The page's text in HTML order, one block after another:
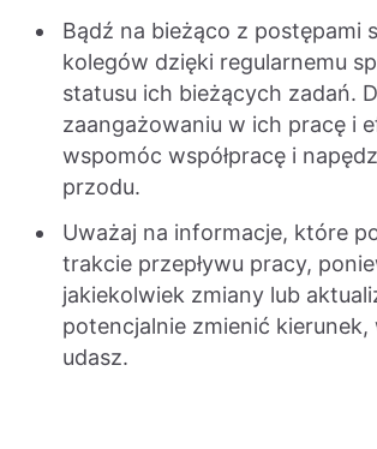
Bądź na bieżąco z postępami
kolegów dzięki regularnemu
statusu ich bieżących zadań.
zaangażowaniu w ich pracę i
wspomóc współpracę i
przodu.
Uważaj na informacje, które
trakcie przepływu pracy,
jakiekolwiek zmiany lub
potencjalnie zmienić
udasz.